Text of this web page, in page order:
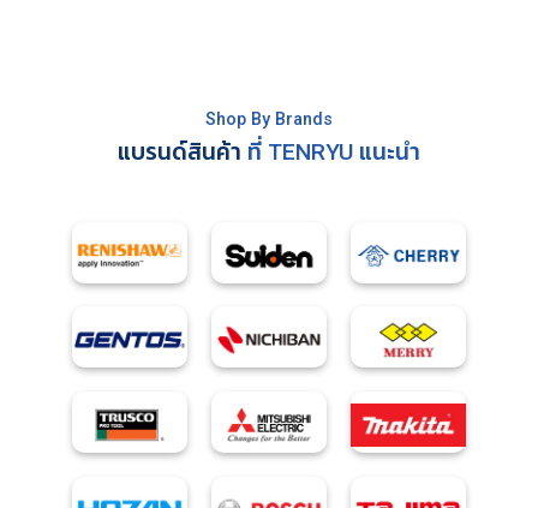
Shop By Brands
แบรนด์สินค้า ที่ TENRYU แนะนำ